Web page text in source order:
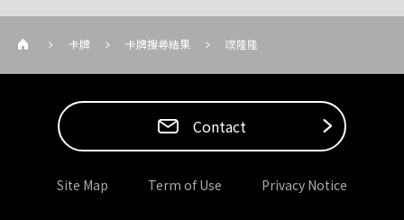
卡牌 卡牌搜尋結果 噗隆隆
Contact
Site Map Term of Use Privacy Notice